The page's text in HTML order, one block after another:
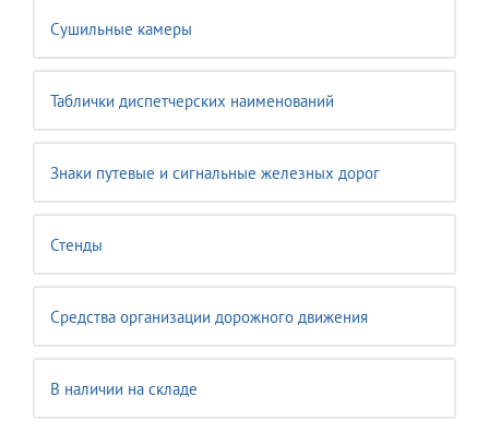
Сушильные камеры
Таблички диспетчерских наименований
Знаки путевые и сигнальные железных дорог
Стенды
Средства организации дорожного движения
В наличии на складе